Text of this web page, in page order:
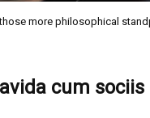
more philosophical
cum